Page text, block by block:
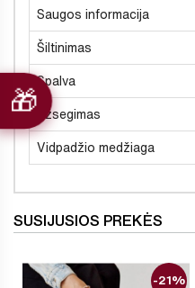
Saugos informacija
Šiltinimas
Spalva
Užsegimas
Vidpadžio medžiaga
SUSIJUSIOS PREKĖS
-21%